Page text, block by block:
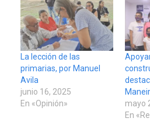
La lección de las
primarias, por Manuel
Avila
junio 16, 2025
En «Opinión»
mayo
En